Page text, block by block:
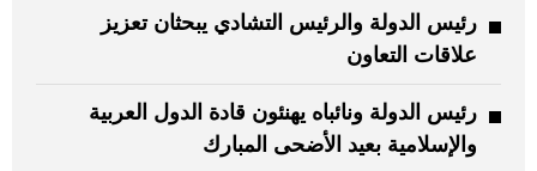
رئيس الدولة والرئيس التشادي يبحثان تعزيز
علاقات التعاون
رئيس الدولة ونائباه يهنئون قادة الدول العربية
والإسلامية بعيد الأضحى المبارك